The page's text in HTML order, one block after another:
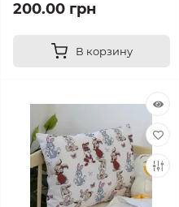
200.00 грн
В корзину